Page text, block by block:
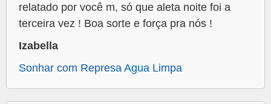
relatado por você m, só que aleta noite foi a
terceira vez ! Boa sorte e força pra nós !
Izabella
Sonhar com Represa Agua Limpa